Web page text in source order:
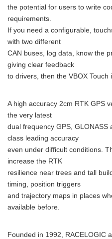
the potential for users to write
requirements.
If you need a configurable,
with two different
CAN buses, log data, know the
giving clear feedback
to drivers, then the VBOX Touch
A high accuracy 2cm RTK GPS
the very latest
dual frequency GPS, GLONASS
class leading accuracy
even under difficult conditions.
increase the RTK
resilience near trees and tall
timing, position triggers
and trajectory maps in places
available before.
Founded in 1992, RACELOGIC